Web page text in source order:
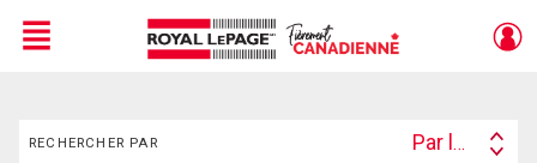
Menu
RECHERCHER PAR
Search
Par lieu